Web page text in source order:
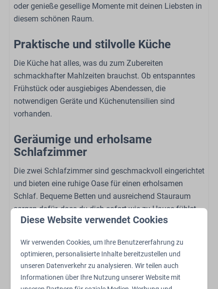
Familie/Kinder
Babybed (op aanvraag)
Sport und Aktivitäten
Freibad
Spielplatz im Freien
Schaukeln
Trampolin
Abstellen von Fahrrädern
Restaurant
Ladestation für Elektroautos
oder genieße gesellige Momente mit deinen Liebsten in
diesem schönen Raum.
Praktische und stilvolle Küche
Die Küche hat alles, was du zum Zubereiten
schmackhafter Mahlzeiten brauchst. Ob entspanntes
Frühstück oder ausgiebiges Abendessen, die
notwendigen Geräte und Küchenutensilien sind
vorhanden.
Geräumige und erholsame
Schlafzimmer
Die zwei Schlafzimmer sind geschmackvoll eingerichtet
und bieten eine ruhige Oase für einen erholsamen
Schlaf. Bequeme Betten und ausreichend Stauraum
sorgen dafür, dass du dich sofort wie zu Hause fühlst.
Außenbereiche
Neben der stilvollen Einrichtung verfügt die Lodge über
eine Klimaanlage, die sowohl heizen als auch kühlen
Diese Website verwendet Cookies
Wir verwenden Cookies, um Ihre Benutzererfahrung zu
optimieren, personalisierte Inhalte bereitzustellen und
unseren Datenverkehr zu analysieren. Wir teilen auch
Informationen über Ihre Nutzung unserer Website mit